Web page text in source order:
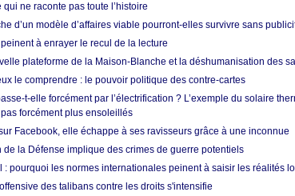
qui ne raconte pas toute l’histoire
d’un modèle d’affaires viable pourront-elles survivre sans
à enrayer le recul de la lecture
plateforme de la Maison-Blanche et la déshumanisation des
le comprendre : le pouvoir politique des contre-cartes
t-elle forcément par l’électrification ? L’exemple du solaire
forcément plus ensoleillés
Facebook, elle échappe à ses ravisseurs grâce à une inconnue
la Défense implique des crimes de guerre potentiels
: pourquoi les normes internationales peinent à saisir les réalités
des talibans contre les droits s'intensifie